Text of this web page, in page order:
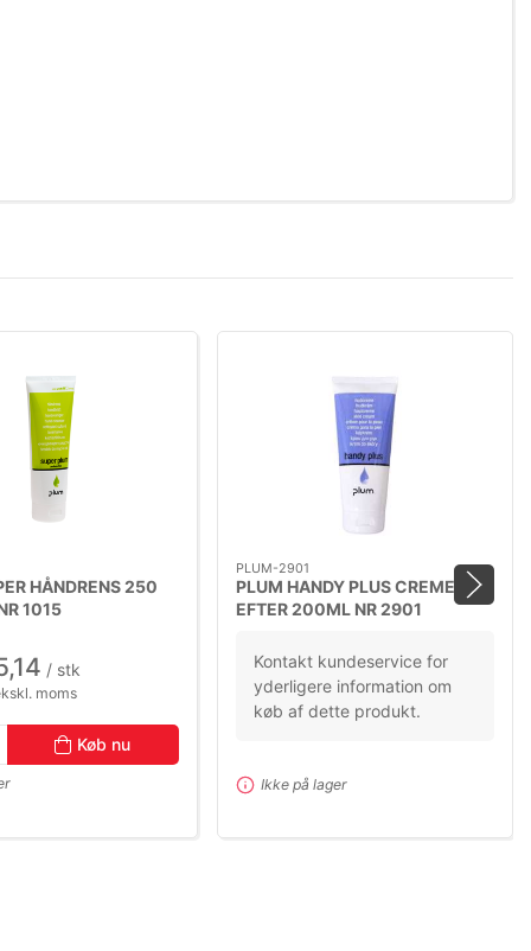
HÅNDRENS 250
1015
/ stk
moms
Køb nu
PLUM-2901
PLUM HANDY PLUS CREME
EFTER 200ML NR 2901
Kontakt kundeservice for
yderligere information om
køb af dette produkt.
Ikke på lager